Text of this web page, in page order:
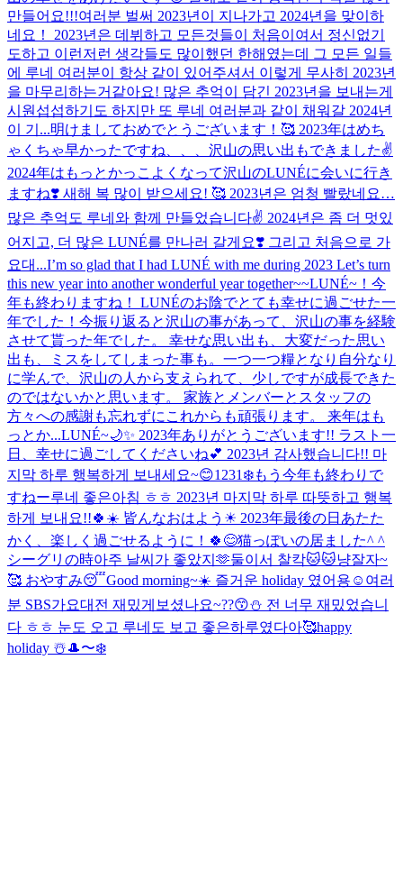
만들어요!!!여러분 벌써 2023년이 지나가고 2024년을 맞이하
네요！ 2023년은 데뷔하고 모든것들이 처음이여서 정신없기
도하고 이런저런 생각들도 많이했던 한해였는데 그 모든 일들
에 루네 여러분이 항상 같이 있어주셔서 이렇게 무사히 2023년
을 마무리하는거같아요! 많은 추억이 담긴 2023년을 보내는게
시원섭섭하기도 하지만 또 루네 여러분과 같이 채워갈 2024년
이 기...明けましておめでとうございます！🥰 2023年はめち
ゃくちゃ早かったですね、、、沢山の思い出もできました✌️
2024年はもっとかっこよくなって沢山のLUNÉに会いに行き
ますね❣️ 새해 복 많이 받으세요! 🥰 2023년은 엄청 빨랐네요…
많은 추억도 루네와 함께 만들었습니다✌️ 2024년은 좀 더 멋있
어지고, 더 많은 LUNÉ를 만나러 갈게요❣️ 그리고 처음으로 가
요대...I’m so glad that I had LUNÉ with me during 2023 Let’s turn
this new year into another wonderful year together~~LUNÉ~！今
年も終わりますね！ LUNÉのお陰でとても幸せに過ごせた一
年でした！今振り返ると沢山の事があって、沢山の事を経験
させて貰った年でした。 幸せな思い出も、大変だった思い
出も、ミスをしてしまった事も。一つ一つ糧となり自分なり
に学んで、沢山の人から支えられて、少しですが成長できた
のではないかと思います。 家族とメンバーとスタッフの
方々への感謝も忘れずにこれからも頑張ります。 来年はも
っとか...LUNÉ~🌙✨️ 2023年ありがとうございます!! ラスト一
日、幸せに過ごしてくださいね💕︎ 2023년 감사했습니다!! 마
지막 하루 행복하게 보내세요~😊1231❄️もう今年も終わりで
すねー루네 좋은아침 ㅎㅎ 2023년 마지막 하루 따뜻하고 행복
하게 보내요!!🍀☀️ 皆んなおはよう☀ 2023年最後の日あたた
かく、楽しく過ごせるように！🍀😊猫っぽいの居ました^ ^
シーグリの時아주 날씨가 좋았지🫶둘이서 찰칵🐱🐱냥잘자~
🥰 おやすみ😴Good morning~☀️ 즐거운 holiday 였어용☺️ 여러
분 SBS가요대전 재밌게보셨나요~??😙⛄️ 전 너무 재밌었습니
다 ㅎㅎ 눈도 오고 루네도 보고 좋은하루였다아🥰happy
holiday ☃️🎩〜❄️